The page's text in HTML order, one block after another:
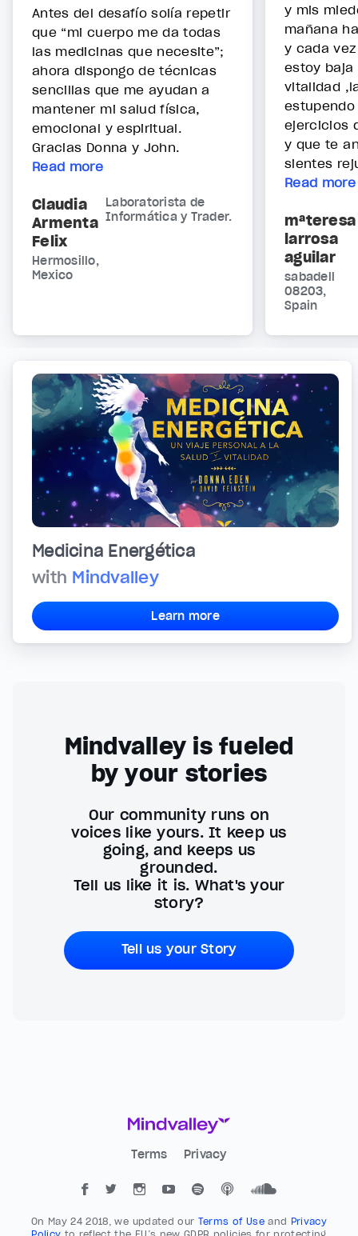
Antes del desafío solía repetir
que “mi cuerpo me da todas
las medicinas que necesite”;
ahora dispongo de técnicas
sencillas que me ayudan a
mantener mi salud física,
emocional y espiritual.
Gracias Donna y John.
Read more
Claudia
Armenta
Felix
Laboratorista de
Informática y Trader.
Hermosillo,
Mexico
y mis
mañana
y cada
estoy baja
vitalidad
ejercicios
y que te
sientes
Read more
mªteresa
larrosa
aguilar
sabadell
08203,
Spain
Medicina Energética
with Mindvalley
Learn more
Mindvalley is fueled
by your stories
Our community runs on
voices like yours. It keep us
going, and keeps us
grounded.
Tell us like it is. What's your
story?
Tell us your Story
Terms Privacy
On May 24 2018, we updated our Terms of Useand Privacy